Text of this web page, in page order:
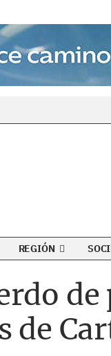
REGIÓN
de